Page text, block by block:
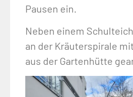
Pausen ein.
Neben einem
an der Kräuterspirale
aus der Gartenhütte